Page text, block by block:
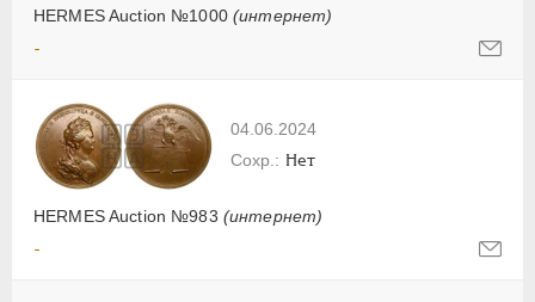
HERMES Auction №1000 (интернет)
-
04.06.2024
HERMES Auction №983 (интернет)
Нет
-